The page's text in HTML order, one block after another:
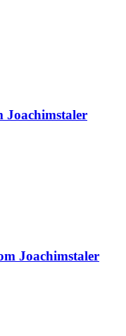
Joachimstaler
Joachimstaler